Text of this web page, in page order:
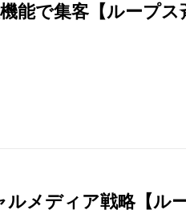
能で集客【ループス
メディア戦略【ル